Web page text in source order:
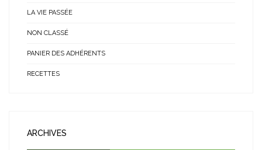
LA VIE PASSÉE
NON CLASSÉ
PANIER DES ADHÉRENTS
RECETTES
ARCHIVES